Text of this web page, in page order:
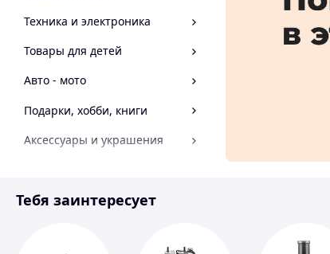
Техника и электроника
Товары для детей
Авто - мото
Подарки, хобби, книги
Аксессуары и украшения
Спорт и отдых
Тебя заинтересует